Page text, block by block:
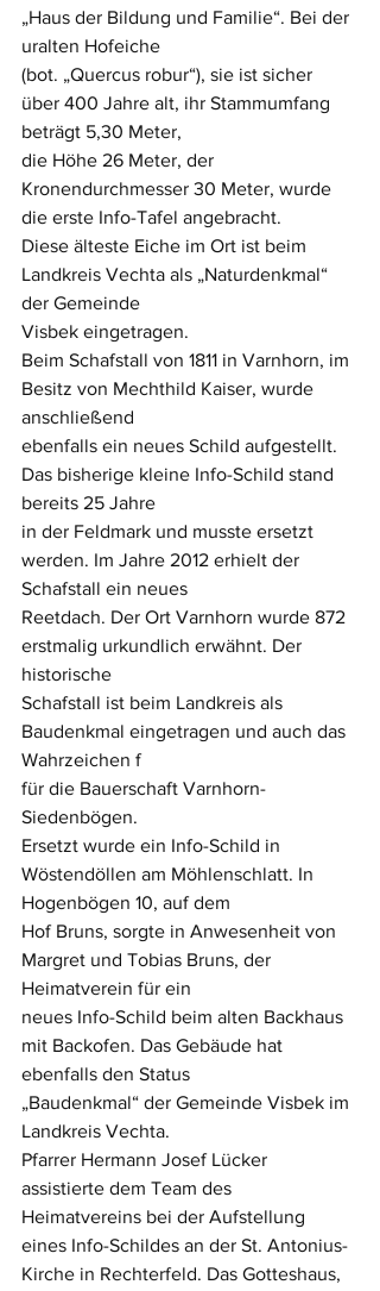
„Haus der Bildung und Familie“. Bei der
uralten Hofeiche
(bot. „Quercus robur“), sie ist sicher
über 400 Jahre alt, ihr Stammumfang
beträgt 5,30 Meter,
die Höhe 26 Meter, der
Kronendurchmesser 30 Meter, wurde
die erste Info-Tafel angebracht.
Diese älteste Eiche im Ort ist beim
Landkreis Vechta als „Naturdenkmal“
der Gemeinde
Visbek eingetragen.
Beim Schafstall von 1811 in Varnhorn, im
Besitz von Mechthild Kaiser, wurde
anschließend
ebenfalls ein neues Schild aufgestellt.
Das bisherige kleine Info-Schild stand
bereits 25 Jahre
in der Feldmark und musste ersetzt
werden. Im Jahre 2012 erhielt der
Schafstall ein neues
Reetdach. Der Ort Varnhorn wurde 872
erstmalig urkundlich erwähnt. Der
historische
Schafstall ist beim Landkreis als
Baudenkmal eingetragen und auch das
Wahrzeichen f
für die Bauerschaft Varnhorn-
Siedenbögen.
Ersetzt wurde ein Info-Schild in
Wöstendöllen am Möhlenschlatt. In
Hogenbögen 10, auf dem
Hof Bruns, sorgte in Anwesenheit von
Margret und Tobias Bruns, der
Heimatverein für ein
neues Info-Schild beim alten Backhaus
mit Backofen. Das Gebäude hat
ebenfalls den Status
„Baudenkmal“ der Gemeinde Visbek im
Landkreis Vechta.
Pfarrer Hermann Josef Lücker
assistierte dem Team des
Heimatvereins bei der Aufstellung
eines Info-Schildes an der St. Antonius-
Kirche in Rechterfeld. Das Gotteshaus,